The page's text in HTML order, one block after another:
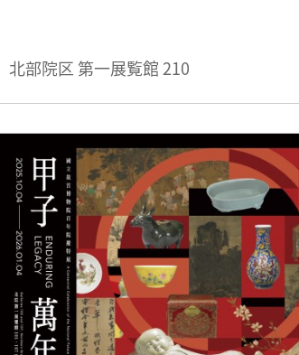
北部院区 第一展覧館 210